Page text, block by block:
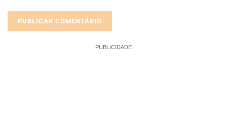
PUBLICIDADE